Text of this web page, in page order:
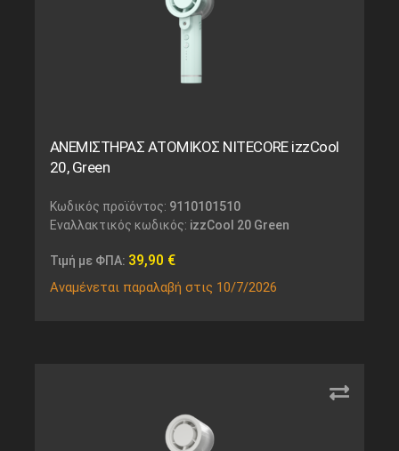
ΑΝΕΜΙΣΤΗΡΑΣ ΑΤΟΜΙΚΟΣ NITECORE izzCool
20, Green
Κωδικός προϊόντος: 9110101510
Εναλλακτικός κωδικός: izzCool 20 Green
Τιμή με ΦΠΑ: 39,90 €
Αναμένεται παραλαβή στις 10/7/2026